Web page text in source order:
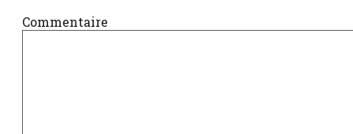
Commentaire